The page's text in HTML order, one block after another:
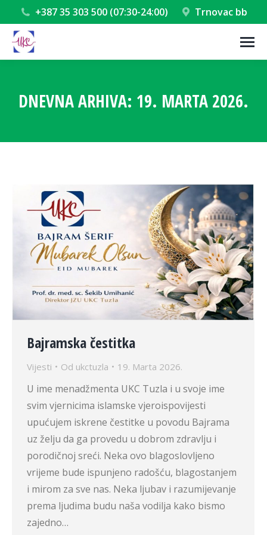
+387 35 303 500 (07:30-24:00) Trnovac bb
DNEVNA ARHIVA: 19. MARTA 2026.
Bajramska čestitka
Vijesti Od ukctuzla 19. Marta 2026.
U ime menadžmenta UKC Tuzla i u svoje ime
svim vjernicima islamske vjeroispovijesti
upućujem iskrene čestitke u povodu Bajrama
uz želju da ga provedu u dobrom zdravlju i
porodičnoj sreći. Neka ovo blagoslovljeno
vrijeme bude ispunjeno radošću, blagostanjem
i mirom za sve nas. Neka ljubav i razumijevanje
prema ljudima budu naša vodilja kako bismo
zajedno…